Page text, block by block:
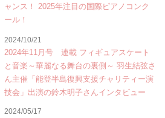
ャンス！ 2025年注目の国際ピアノコンク
ール！
2024/10/21
2024年11月号 連載 フィギュアスケート
と音楽～華麗なる舞台の裏側～ 羽生結弦さ
ん主催「能登半島復興支援チャリティー演
技会」出演の鈴木明子さんインタビュー
2024/05/17